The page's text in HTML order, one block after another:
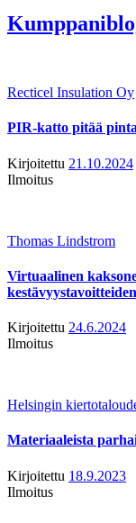
Recticel Insulation Oy
PIR-katto pitää
Kirjoitettu 21.10.2024
Ilmoitus
Thomas Lindstrom
Virtuaalinen
Kirjoitettu 24.6.2024
Ilmoitus
Helsingin
Materiaaleista
Kirjoitettu 18.9.2023
Ilmoitus